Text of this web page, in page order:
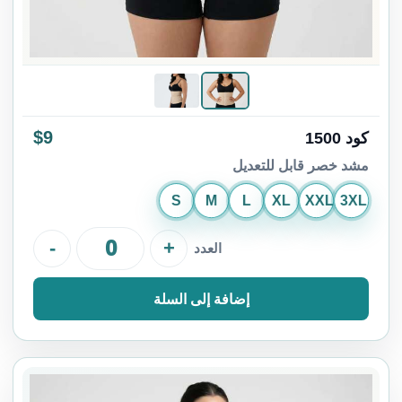
كود 1500 $9
مشد خصر قابل للتعديل
S M L XL XXL 3XL
العدد - +
إضافة إلى السلة